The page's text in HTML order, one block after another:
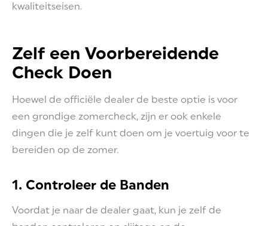
kwaliteitseisen.
Zelf een Voorbereidende
Check Doen
Hoewel de officiële dealer de beste optie is voor
een grondige zomercheck, zijn er ook enkele
dingen die je zelf kunt doen om je voertuig voor te
bereiden op de zomer.
1. Controleer de Banden
Voordat je naar de dealer gaat, kun je zelf de